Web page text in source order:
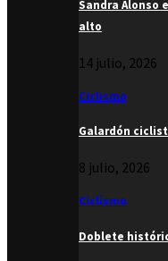
Sandra Alonso
alto
14 julio, 2026
Ciclismo
Galardón
8 julio, 2026
Ciclismo
Doblete